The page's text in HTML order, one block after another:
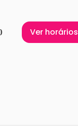
Ver horários